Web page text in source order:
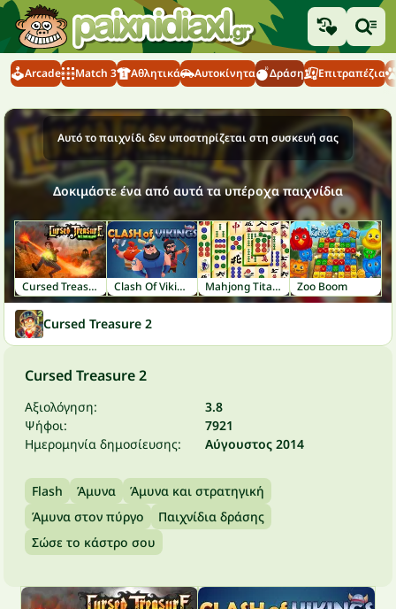
Arcade Match 3 Αθλητικά Αυτοκίνητα Δράση Επιτραπέζια
Αυτό το παιχνίδι δεν υποστηρίζεται στη συσκευή σας
Δοκιμάστε ένα από αυτά τα υπέροχα παιχνίδια
Cursed Treasure Clash Of Vikings Mahjong Titans Zoo Boom
Cursed Treasure 2
Cursed Treasure 2
Αξιολόγηση:
3.8
Ψήφοι:
7921
Ημερομηνία δημοσίευσης:
Αύγουστος 2014
Flash Άμυνα
Άμυνα και στρατηγική
Άμυνα στον πύργο
Παιχνίδια δράσης
Σώσε το κάστρο σου